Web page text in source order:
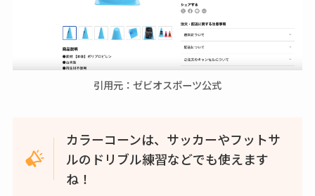
引用元：ゼビオスポーツ公式
カラーコーンは、サッカーやフットサ
ルのドリブル練習などでも使えます
ね！